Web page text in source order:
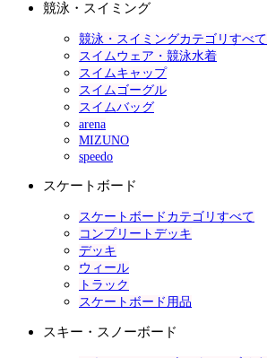
競泳・スイミング
競泳・スイミングカテゴリすべて
スイムウェア・競泳水着
スイムキャップ
スイムゴーグル
スイムバッグ
arena
MIZUNO
speedo
スケートボード
スケートボードカテゴリすべて
コンプリートデッキ
デッキ
ウィール
トラック
スケートボード用品
スキー・スノーボード